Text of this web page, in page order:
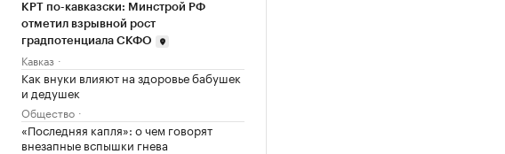
КРТ по-кавказски: Минстрой РФ
отметил взрывной рост
градпотенциала СКФО
Кавказ
Как внуки влияют на здоровье бабушек
и дедушек
Общество
«Последняя капля»: о чем говорят
внезапные вспышки гнева